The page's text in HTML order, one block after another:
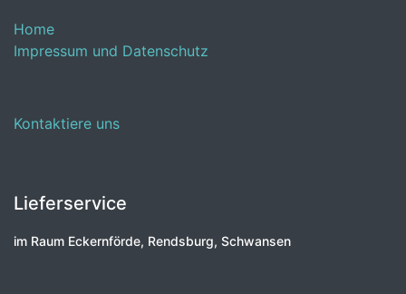
Home
Impressum und Datenschutz
Kontaktiere uns
Lieferservice
im Raum Eckernförde, Rendsburg, Schwansen